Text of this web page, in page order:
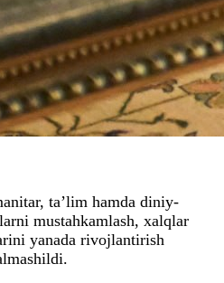
ta’lim hamda diniy-
mustahkamlash, xalqlar
yanada rivojlantirish